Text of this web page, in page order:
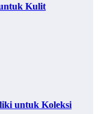
Kulit
untuk Koleksi